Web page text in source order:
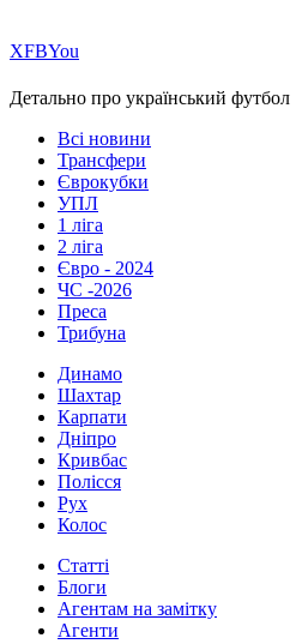
ХFBYou
Детально про український футбол
Всі новини
Трансфери
Єврокубки
УПЛ
1 ліга
2 ліга
Євро - 2024
ЧС -2026
Преса
Трибуна
Динамо
Шахтар
Карпати
Дніпро
Кривбас
Полісся
Рух
Колос
Статті
Блоги
Агентам на замітку
Агенти